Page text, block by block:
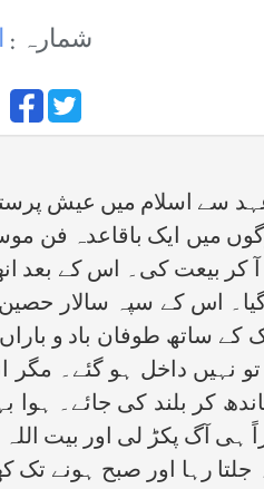
شمارہ :
اسلام میں عیش
میں ایک باقاعدہ فن
کر بیعت کی۔ اس کے بعد
اس کے سپہ سالار
طوفان باد و باراں
داخل ہو گئے۔ مگر
کر بلند کی جائے۔
ہی آگ پکڑ لی اور بیت
جلتا رہا اور صبح ہونے